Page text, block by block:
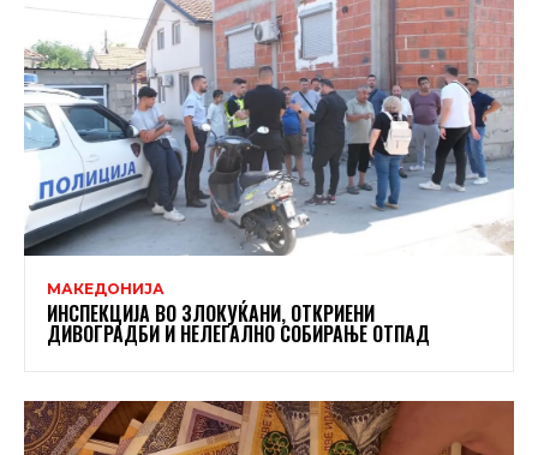
МАКЕДОНИЈА
ИНСПЕКЦИЈА ВО ЗЛОКУЌАНИ, ОТКРИЕНИ
ДИВОГРАДБИ И НЕЛЕГАЛНО СОБИРАЊЕ ОТПАД